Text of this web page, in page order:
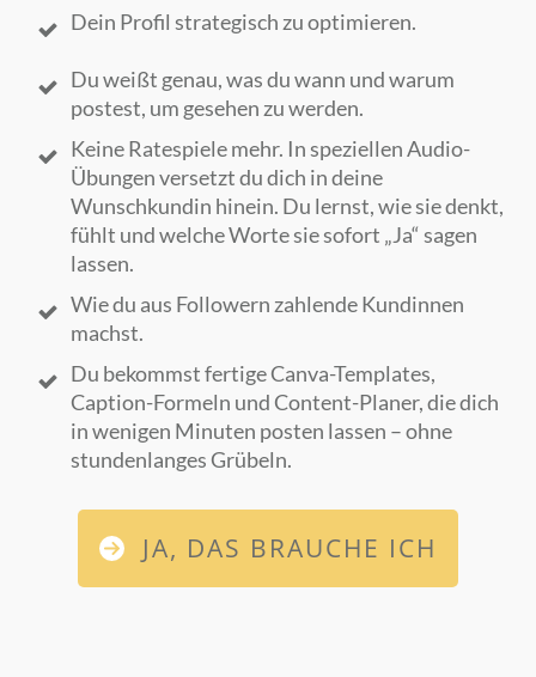
Dein Profil strategisch zu optimieren.
Du weißt genau, was du wann und warum
postest, um gesehen zu werden.
Keine Ratespiele mehr. In speziellen Audio-
Übungen versetzt du dich in deine
Wunschkundin hinein. Du lernst, wie sie denkt,
fühlt und welche Worte sie sofort „Ja“ sagen
lassen.
Wie du aus Followern zahlende Kundinnen
machst.
Du bekommst fertige Canva-Templates,
Caption-Formeln und Content-Planer, die dich
in wenigen Minuten posten lassen – ohne
stundenlanges Grübeln.
JA, DAS BRAUCHE ICH